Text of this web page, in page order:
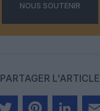
NOUS SOUTENIR
PARTAGER L'ARTICLE